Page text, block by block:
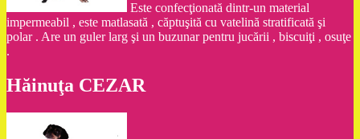
Este confecţionată dintr-un material
impermeabil , este matlasată , căptuşită cu vatelină stratificată şi
polar . Are un guler larg şi un buzunar pentru jucării , biscuiţi , osuţe
.
Hăinuţa CEZAR